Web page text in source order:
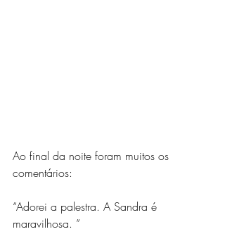
Ao final da noite foram muitos os
comentários:
“Adorei a palestra. A Sandra é
maravilhosa. ”